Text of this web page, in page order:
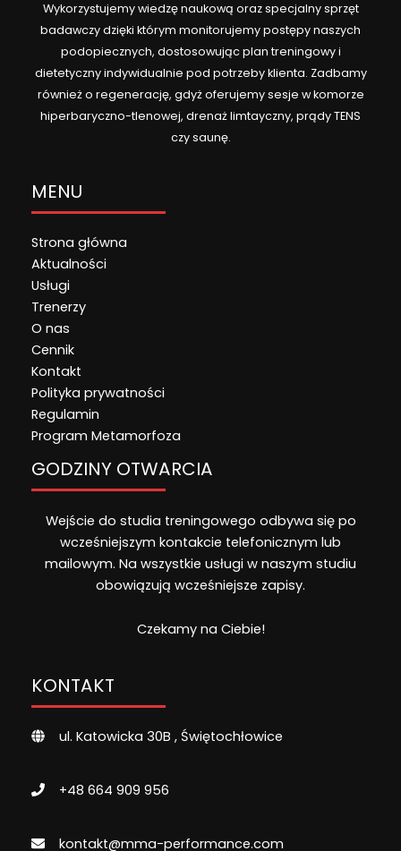
Wykorzystujemy wiedzę naukową oraz specjalny sprzęt
badawczy dzięki którym monitorujemy postępy naszych
podopiecznych, dostosowując plan treningowy i
dietetyczny indywidualnie pod potrzeby klienta. Zadbamy
również o regenerację, gdyż oferujemy sesje w komorze
hiperbaryczno-tlenowej, drenaż limtayczny, prądy TENS
czy saunę.
MENU
Strona główna
Aktualności
Usługi
Trenerzy
O nas
Cennik
Kontakt
Polityka prywatności
Regulamin
Program Metamorfoza
GODZINY OTWARCIA
Wejście do studia treningowego odbywa się po
wcześniejszym kontakcie telefonicznym lub
mailowym. Na wszystkie usługi w naszym studiu
obowiązują wcześniejsze zapisy.
Czekamy na Ciebie!
KONTAKT
ul. Katowicka 30B , Świętochłowice
+48 664 909 956
kontakt@mma-performance.com